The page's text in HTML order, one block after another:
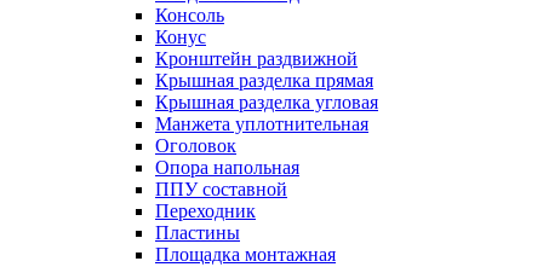
Консоль
Конус
Кронштейн раздвижной
Крышная разделка прямая
Крышная разделка угловая
Манжета уплотнительная
Оголовок
Опора напольная
ППУ составной
Переходник
Пластины
Площадка монтажная